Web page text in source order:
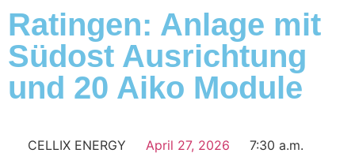
Ratingen: Anlage mit
Südost Ausrichtung
und 20 Aiko Module
CELLIX ENERGY April 27, 2026 7:30 a.m.